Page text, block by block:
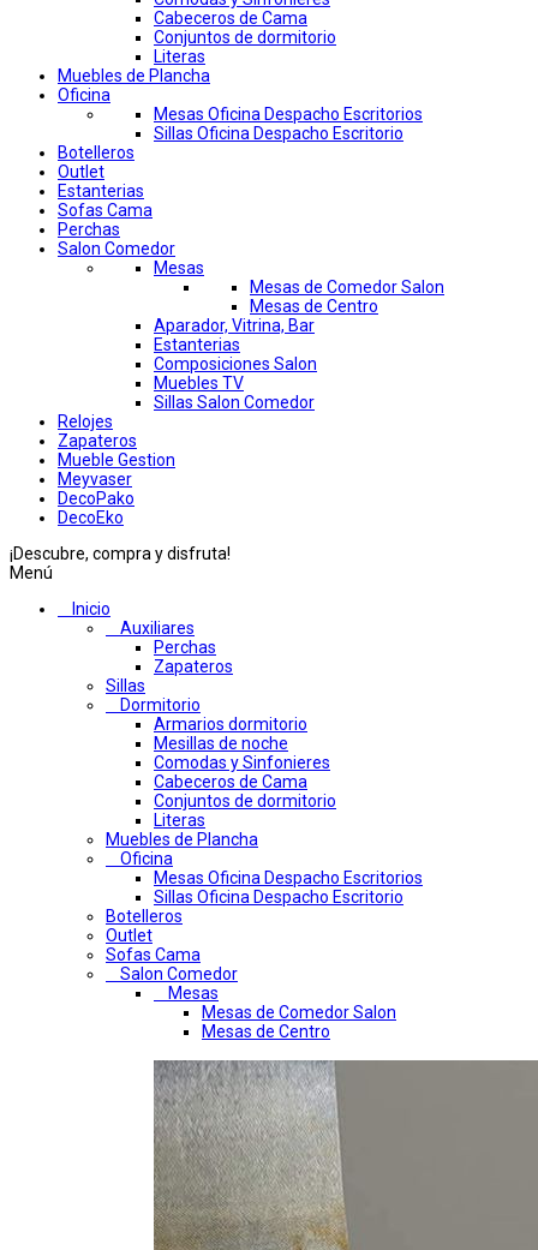
Cabeceros de Cama
Conjuntos de dormitorio
Literas
Muebles de Plancha
Oficina
Mesas Oficina Despacho Escritorios
Sillas Oficina Despacho Escritorio
Botelleros
Outlet
Estanterias
Sofas Cama
Perchas
Salon Comedor
Mesas
Mesas de Comedor Salon
Mesas de Centro
Aparador, Vitrina, Bar
Estanterias
Composiciones Salon
Muebles TV
Sillas Salon Comedor
Relojes
Zapateros
Mueble Gestion
Meyvaser
DecoPako
DecoEko
¡Descubre, compra y disfruta!
Menú
Inicio
Auxiliares
Perchas
Zapateros
Sillas
Dormitorio
Armarios dormitorio
Mesillas de noche
Comodas y Sinfonieres
Cabeceros de Cama
Conjuntos de dormitorio
Literas
Muebles de Plancha
Oficina
Mesas Oficina Despacho Escritorios
Sillas Oficina Despacho Escritorio
Botelleros
Outlet
Sofas Cama
Salon Comedor
Mesas
Mesas de Comedor Salon
Mesas de Centro